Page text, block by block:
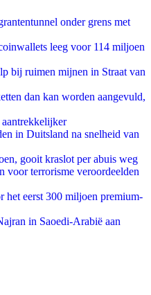
onder grens met
leeg voor 114 miljoen
bij ruimen mijnen in Straat van
dan kan worden aangevuld,
in Duitsland na snelheid van
gooit kraslot per abuis weg
voor terrorisme veroordeelden
het eerst 300 miljoen premium-
in Saoedi-Arabië aan